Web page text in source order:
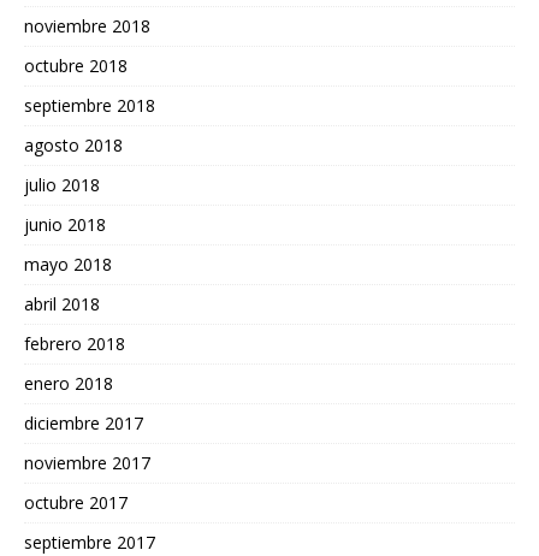
noviembre 2018
octubre 2018
septiembre 2018
agosto 2018
julio 2018
junio 2018
mayo 2018
abril 2018
febrero 2018
enero 2018
diciembre 2017
noviembre 2017
octubre 2017
septiembre 2017